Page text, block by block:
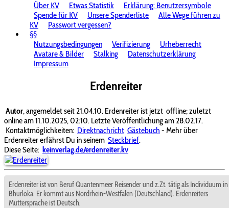
Über KV
Etwas Statistik
Erklärung: Benutzersymbole
Spende für KV
Unsere Spenderliste
Alle Wege führen zu
KV
Passwort vergessen?
§§
Nutzungsbedingungen
Verifizierung
Urheberrecht
Avatare & Bilder
Stalking
Datenschutzerklärung
Impressum
Erdenreiter
Autor, angemeldet seit 21.04.10. Erdenreiter ist jetzt offline; zuletzt
online am 11.10.2025, 02:10. Letzte Veröffentlichung am 28.02.17.
Kontaktmöglichkeiten: Direktnachricht Gästebuch - Mehr über
Erdenreiter erfährst Du in seinem Steckbrief.
Diese Seite: keinverlag.de/erdenreiter.kv
Erdenreiter ist von Beruf Quantenmeer Reisender und z.Zt. tätig als Individuum in
Bhurloka. Er kommt aus Nordrhein-Westfalen (Deutschland). Erdenreiters
Muttersprache ist Deutsch.